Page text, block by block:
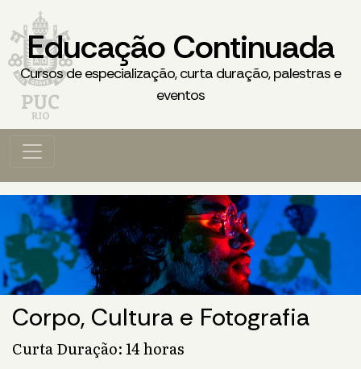
Educação Continuada
Cursos de especialização, curta duração, palestras e
eventos
Corpo, Cultura e Fotografia
Curta Duração: 14 horas